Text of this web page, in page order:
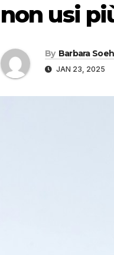
non usi
By Barbara
JAN 23, 2025